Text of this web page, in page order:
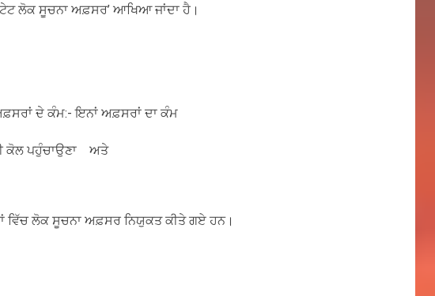
ਲੋਕ ਸੂਚਨਾ ਅਫ਼ਸਰ’ ਆਖਿਆ ਜਾਂਦਾ ਹੈ।
ਦੇ ਕੰਮ:- ਇਨਾਂ ਅਫ਼ਸਰਾਂ ਦਾ ਕੰਮ
ਕੋਲ ਪਹੁੰਚਾਉਣਾ ਅਤੇ
ਵਿੱਚ ਲੋਕ ਸੂਚਨਾ ਅਫ਼ਸਰ ਨਿਯੁਕਤ ਕੀਤੇ ਗਏ ਹਨ।